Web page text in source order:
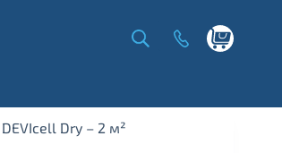
Shopping
Dry – 2 м²